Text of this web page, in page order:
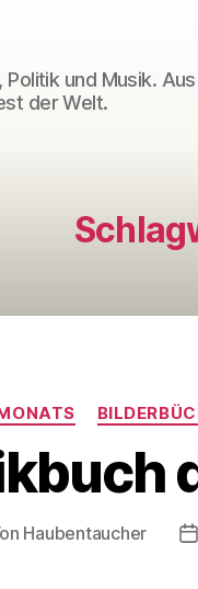
Politik und Musik.
der Welt.
Haubentaucher